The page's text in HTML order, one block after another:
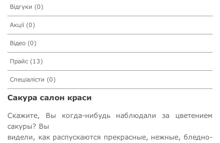
Відгуки (0)
Акції (0)
Відео (0)
Прайс (13)
Спеціалісти (0)
Сакура салон краси
Скажите, Вы когда-нибудь наблюдали за цветением
сакуры? Вы
видели, как распускаются прекрасные, нежные, бледно-